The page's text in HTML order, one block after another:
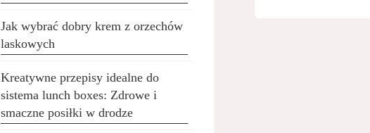
Jak wybrać dobry krem z orzechów
laskowych
Kreatywne przepisy idealne do
sistema lunch boxes: Zdrowe i
smaczne posiłki w drodze